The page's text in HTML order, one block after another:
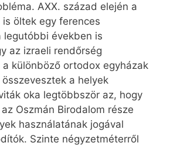
AXX. század elején a
öltek egy ferences
legutóbbi években is
az izraeli rendőrség
különböző ortodox egyházak
a helyek
oka legtöbbször az, hogy
Oszmán Birodalom része
használatának jogával
Szinte négyzetméterről